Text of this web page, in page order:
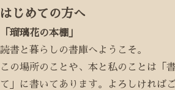
はじめての方へ
「瑠璃花の本棚」
読書と暮らしの書庫へようこそ。
この場所のことや、本と私のことは「
て」に書いてあります。よろしければ